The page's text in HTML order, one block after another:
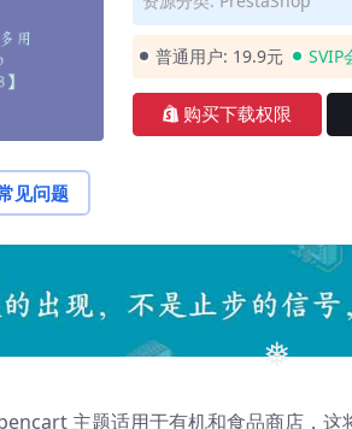
普通用户: 19.9元 SVIP
购买下载权限
见问题
主题适用于有机和食品商店，这